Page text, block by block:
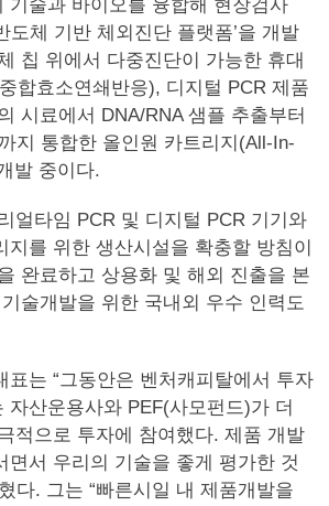
기술과 바이오를 융합해 현장검사
도체 기반 체외진단 플랫폼’을 개발
칩 위에서 다중진단이 가능한 휴대
합효소연쇄반응), 디지털 PCR 제품
시료에서 DNA/RNA 샘플 추출부터
지 통합한 올인원 카트리지(All-In-
발 중이다.
얼타임 PCR 및 디지털 PCR 기기와
지를 위한 생산시설을 확충할 방침이
완료하고 상용화 및 해외 진출을 본
술개발을 위한 국내외 우수 인력도
표는 “그동안은 벤처캐피탈에서 투자
자산운용사와 PEF(사모펀드)가 더
적으로 투자에 참여했다. 제품 개발
면서 우리의 기술을 좋게 평가한 것
다. 그는 “빠른시일 내 제품개발을